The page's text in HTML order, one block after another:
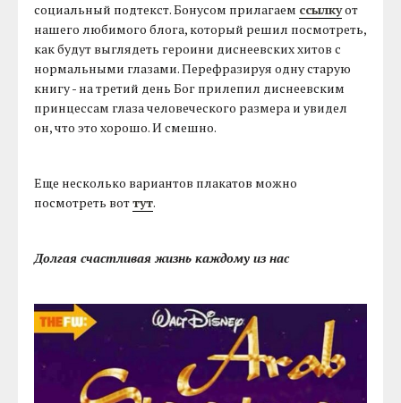
социальный подтекст. Бонусом прилагаем ссылкуот
нашего любимого блога, который решил посмотреть,
как будут выглядеть героини диснеевских хитов с
нормальными глазами. Перефразируя одну старую
книгу - на третий день Бог прилепил диснеевским
принцессам глаза человеческого размера и увидел
он, что это хорошо. И смешно.
Еще несколько вариантов плакатов можно
посмотреть воттут.
Долгая счастливая жизнь каждому из нас